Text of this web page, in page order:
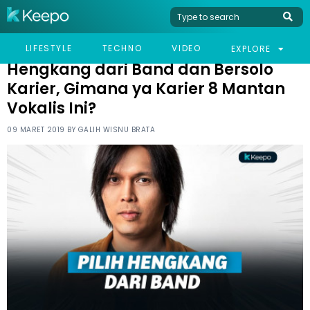
LIFESTYLE TECHNO VIDEO EXPLORE
HOME CELEB
HENGKANG DARI BAND DAN BERSOLO KARIER, GIMANA YA KARIER
Hengkang dari Band dan Bersolo
Karier, Gimana ya Karier 8 Mantan
Vokalis Ini?
09 MARET 2019 BY GALIH WISNU BRATA